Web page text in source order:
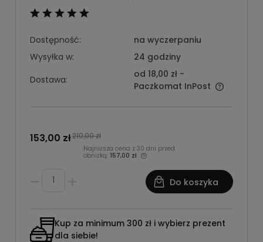
Dostępność:
na wyczerpaniu
Wysyłka w:
24 godziny
Dostawa:
od 18,00 zł -
Paczkomat InPost
153,00 zł210,00 zł
Najniższa cena z 30 dni przed
obniżką: 157,00 zł
Do koszyka
Kup za minimum 300 zł i wybierz prezent
dla siebie!